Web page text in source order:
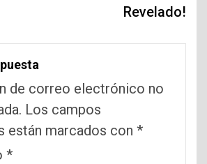
Revelado!
de correo electrónico no
Los campos
están marcados con *
*